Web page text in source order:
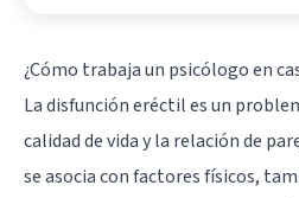
¿Cómo trabaja un psicólogo en
La disfunción eréctil es un
calidad de vida y la relación de
se asocia con factores físicos,